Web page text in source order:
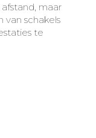
maar
schakels
te